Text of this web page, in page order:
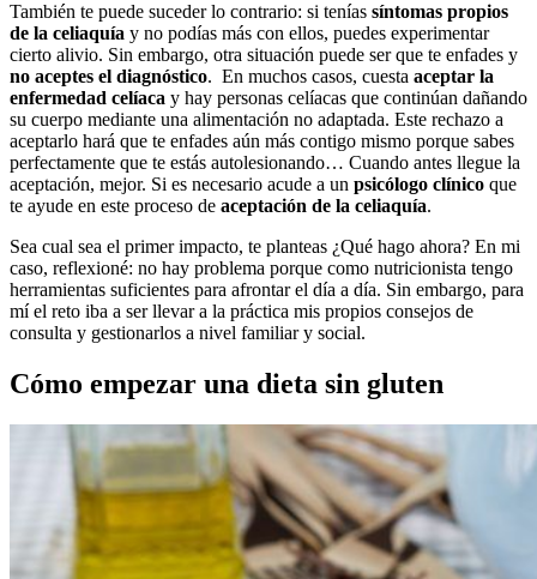
También te puede suceder lo contrario: si tenías síntomas propios
de la celiaquía y no podías más con ellos, puedes experimentar
cierto alivio. Sin embargo, otra situación puede ser que te enfades y
no aceptes el diagnóstico. En muchos casos, cuesta aceptar la
enfermedad celíaca y hay personas celíacas que continúan dañando
su cuerpo mediante una alimentación no adaptada. Este rechazo a
aceptarlo hará que te enfades aún más contigo mismo porque sabes
perfectamente que te estás autolesionando… Cuando antes llegue la
aceptación, mejor. Si es necesario acude a un psicólogo clínico que
te ayude en este proceso de aceptación de la celiaquía.
Sea cual sea el primer impacto, te planteas ¿Qué hago ahora? En mi
caso, reflexioné: no hay problema porque como nutricionista tengo
herramientas suficientes para afrontar el día a día. Sin embargo, para
mí el reto iba a ser llevar a la práctica mis propios consejos de
consulta y gestionarlos a nivel familiar y social.
Cómo empezar una dieta sin gluten